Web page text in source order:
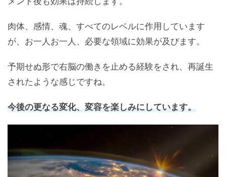
肉体、感情、魂、すべてのレベルに作用しています
が、お一人お一人、必要な領域に効果が及びます。
予期せぬ形で右脳の働きを止める経験をされ、再誕生
されたような感じですね。
今後の更なる変化、変容を楽しみにしています。